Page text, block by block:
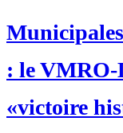
: le VMRO-
«victoire